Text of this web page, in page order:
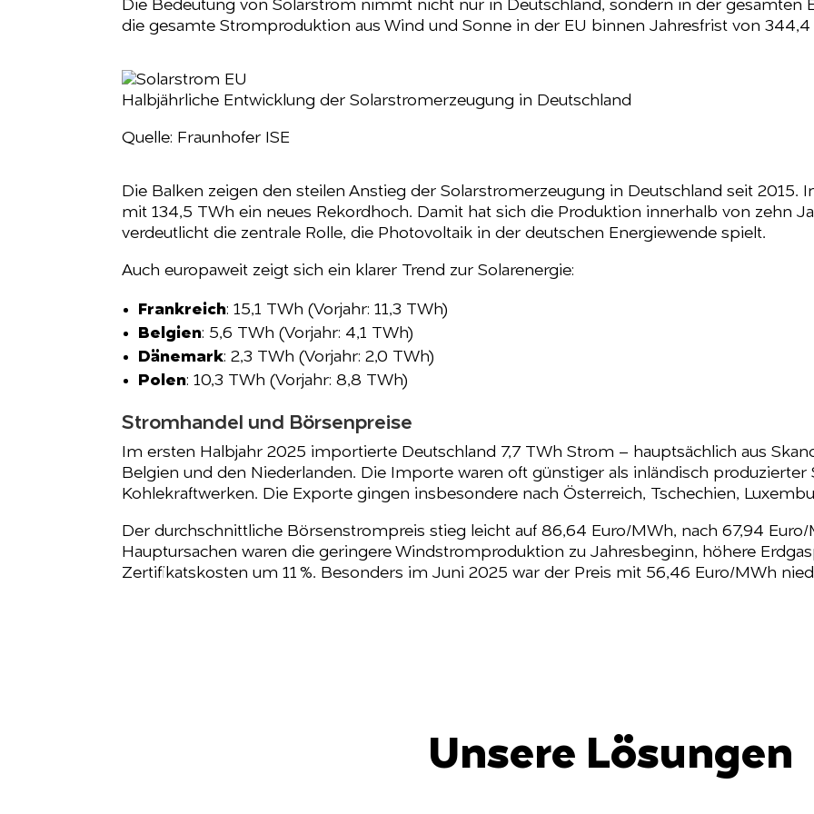
Die Bedeutung von Solarstrom nimmt nicht nur in Deutschland, sondern in der gesamten
die gesamte Stromproduktion aus Wind und Sonne in der EU binnen Jahresfrist von 344,4
Halbjährliche Entwicklung der Solarstromerzeugung in Deutschland
Quelle: Fraunhofer ISE
Die Balken zeigen den steilen Anstieg der Solarstromerzeugung in Deutschland seit 2015.
mit 134,5 TWh ein neues Rekordhoch. Damit hat sich die Produktion innerhalb von zehn
verdeutlicht die zentrale Rolle, die Photovoltaik in der deutschen Energiewende spielt.
Auch europaweit zeigt sich ein klarer Trend zur Solarenergie:
Frankreich: 15,1 TWh (Vorjahr: 11,3 TWh)
Belgien: 5,6 TWh (Vorjahr: 4,1 TWh)
Dänemark: 2,3 TWh (Vorjahr: 2,0 TWh)
Polen: 10,3 TWh (Vorjahr: 8,8 TWh)
Stromhandel und Börsenpreise
Im ersten Halbjahr 2025 importierte Deutschland 7,7 TWh Strom – hauptsächlich aus
Belgien und den Niederlanden. Die Importe waren oft günstiger als inländisch produzierter
Kohlekraftwerken. Die Exporte gingen insbesondere nach Österreich, Tschechien,
Der durchschnittliche Börsenstrompreis stieg leicht auf 86,64 Euro/MWh, nach 67,94
Hauptursachen waren die geringere Windstromproduktion zu Jahresbeginn, höhere
Zertifikatskosten um 11 %. Besonders im Juni 2025 war der Preis mit 56,46 Euro/MWh
Unsere Lösungen